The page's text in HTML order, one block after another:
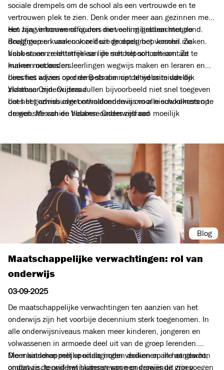
sociale drempels om de school als een vertrouwde en te
vertrouwen plek te zien. Denk onder meer aan gezinnen met
een laag inkomen of ouders met een migratieachtergrond.
Brugfiguren kunnen voor deze groepen het verschil maken.
Vaak staan ze letterlijk aan de schoolpoort om contact te
maken met ouders.
Het zijn vertrouwensfiguren die voeling hebben met de
doelgroep en vaak ook zelf uit de doelgroep komen. Ze
hebben een rechtstreekse lijn met het schoolteam. Ze
kunnen ouders en leerlingen wegwijs maken en leraren en
directies wijzen op drempels die niet altijd onmiddellijk
zichtbaar zijn. Ouders zullen bijvoorbeeld niet snel toegeven
dat het gezinsbudget onvoldoende is om alle schoolkosten te
dragen. Misschien hebben ouders zelf een moeilijk
doordat ze een andere relatie met school hadden in hun
thuisland. Daarom pleit de Vlaamse Onderwijsraad in
verschillende adviezen voor een structurele ondersteuning
van brugfiguren. Zij kunnen pas het verschil maken als voor
langere tijd en structureel beschikbaar kunnen zijn voor
gezinnen.
Lees het advies over de B-stroom op de website van de
Vlaamse Onderwijsraad
Lees het advies over onthaalonderwijs voor nieuwkomers op
de website van de Vlaamse Onderwijsraad
Blog
Maatschappelijke verwachtingen: rol van
onderwijs
03-09-2025
De maatschappelijke verwachtingen ten aanzien van het
onderwijs zijn het voorbije decennium sterk toegenomen. In
alle onderwijsniveaus maken meer kinderen, jongeren en
volwassenen in armoede deel uit van de groep lerenden.
Meer kinderen met speciale noden duiken op in het gewoon
onderwijs, terwijl het buitengewoon onderwijs uit zijn voegen
Die maatschappelijke uitdagingen verdienen alle aandacht,
omdat ze de onderwijskansen van een groeiende groep